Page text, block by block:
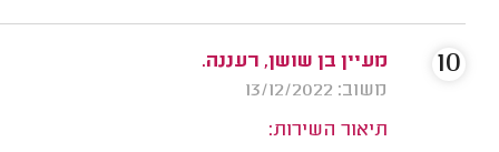
מעיין בן שושן, רעננה.
משוב: 13/12/2022
תיאור השירות:
10